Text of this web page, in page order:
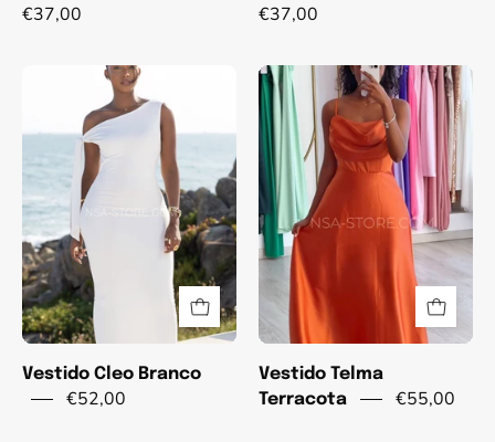
€37,00 €37,00
Vestido
Cleo
Branco
Vestido Cleo Branco
€52,00
Vestido
Telma
Terracota
Vestido Telma
Terracota
€55,00